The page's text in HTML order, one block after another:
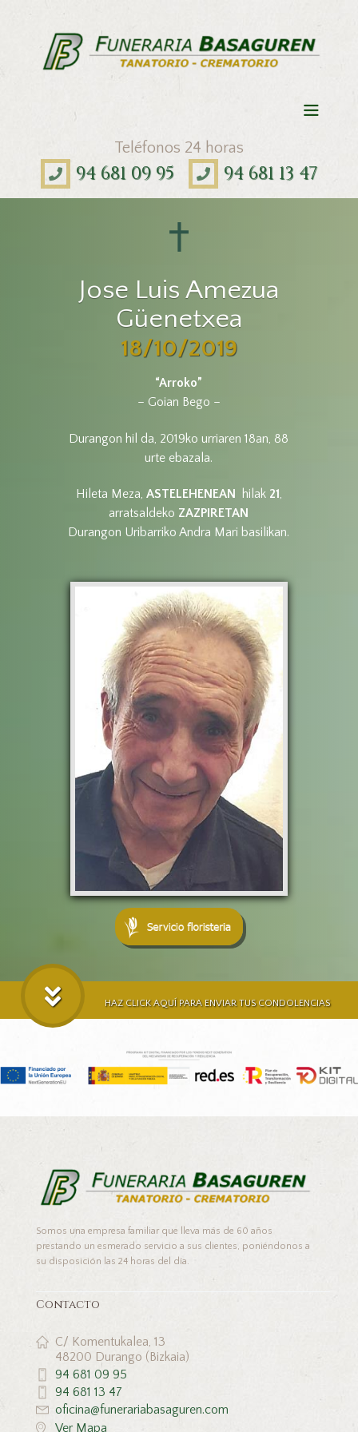
Teléfonos 24 horas
94 681 09 95 94 681 13 47
Jose Luis Amezua
Güenetxea
18/10/2019
“Arroko”
– Goian Bego –
Durangon hil da, 2019ko urriaren 18an, 88
urte ebazala.
Hileta Meza, ASTELEHENEAN hilak 21,
arratsaldeko ZAZPIRETAN
Durangon Uribarriko Andra Mari basilikan.
HAZ CLICK AQUÍ PARA ENVIAR TUS CONDOLENCIAS
Somos una empresa familiar que lleva más de 60 años
prestando un esmerado servicio a sus clientes, poniéndonos a
su disposición las 24 horas del día.
Contacto
C/ Komentukalea, 13
48200 Durango (Bizkaia)
94 681 09 95
94 681 13 47
oficina@funerariabasaguren.com
Ver Mapa